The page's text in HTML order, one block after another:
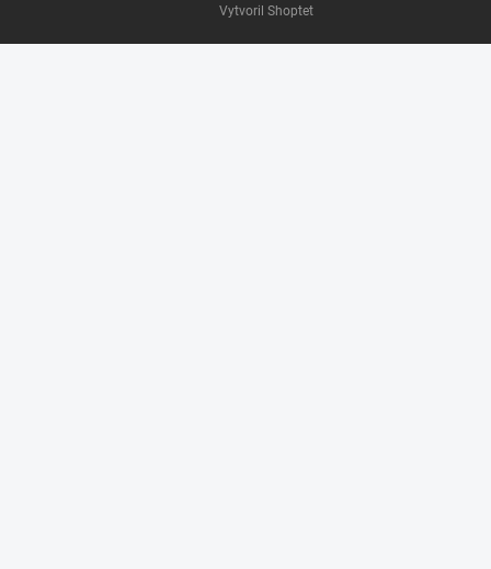
Vytvoril Shoptet